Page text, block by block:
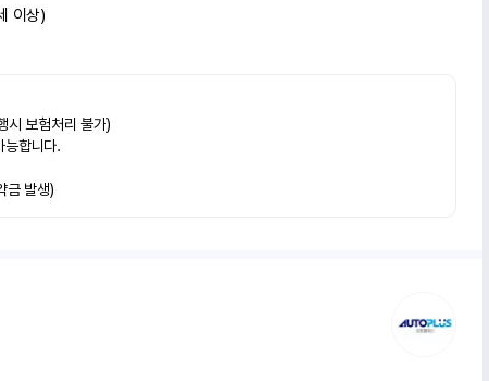
이상)
시 보험처리 불가)
능합니다.
금 발생)